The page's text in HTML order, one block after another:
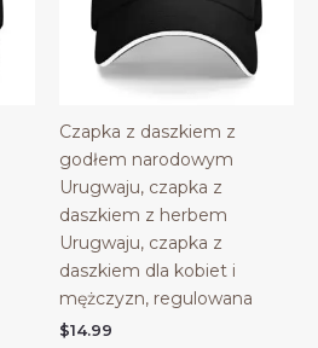
Czapka z daszkiem z
godłem narodowym
Urugwaju, czapka z
daszkiem z herbem
Urugwaju, czapka z
daszkiem dla kobiet i
mężczyzn, regulowana
$14.99